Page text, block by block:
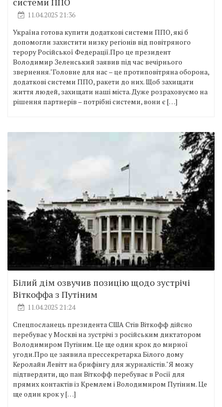
11.04.2025 21:36
Україна готова купити додаткові системи ППО, які б
допомогли захистити низку регіонів від повітряного
терору Російської Федерації.Про це президент
Володимир Зеленський заявив під час вечірнього
звернення."Головне для нас – це протиповітряна оборона,
додаткові системи ППО, ракети до них. Щоб захищати
життя людей, захищати наші міста. Дуже розраховуємо на
рішення партнерів – потрібні системи, вони є […]
Білий дім озвучив позицію щодо зустрічі
Віткоффа з Путіним
11.04.2025 21:24
Спецпосланець президента США Стів Віткофф дійсно
перебуває у Москві на зустрічі з російським диктатором
Володимиром Путіним. Це ще один крок до мирної
угоди.Про це заявила прессекретарка Білого дому
Керолайн Левітт на брифінгу для журналістів."Я можу
підтвердити, що пан Віткофф перебуває в Росії для
прямих контактів із Кремлем і Володимиром Путіним. Це
ще один крок у […]